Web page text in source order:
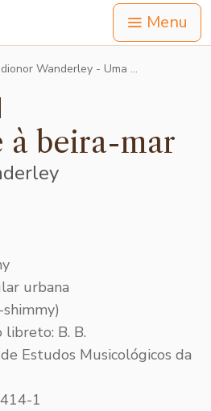
Menu
Wanderley - Uma …
à beira-mar
urbana
B. B.
Estudos Musicológicos da
1